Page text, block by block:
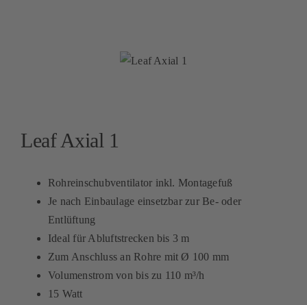
Leaf Axial 1
Rohreinschubventilator inkl. Montagefuß
Je nach Einbaulage einsetzbar zur Be- oder
Entlüftung
Ideal für Abluftstrecken bis 3 m
Zum Anschluss an Rohre mit Ø 100 mm
Volumenstrom von bis zu 110 m³/h
15 Watt